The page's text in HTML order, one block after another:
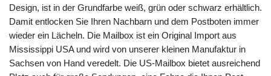
Design, ist in der Grundfarbe weiß, grün oder schwarz erhältlich.
Damit entlocken Sie Ihren Nachbarn und dem Postboten immer
wieder ein Lächeln. Die Mailbox ist ein Original Import aus
Mississippi USA und wird von unserer kleinen Manufaktur in
Sachsen von Hand veredelt. Die US-Mailbox bietet ausreichend